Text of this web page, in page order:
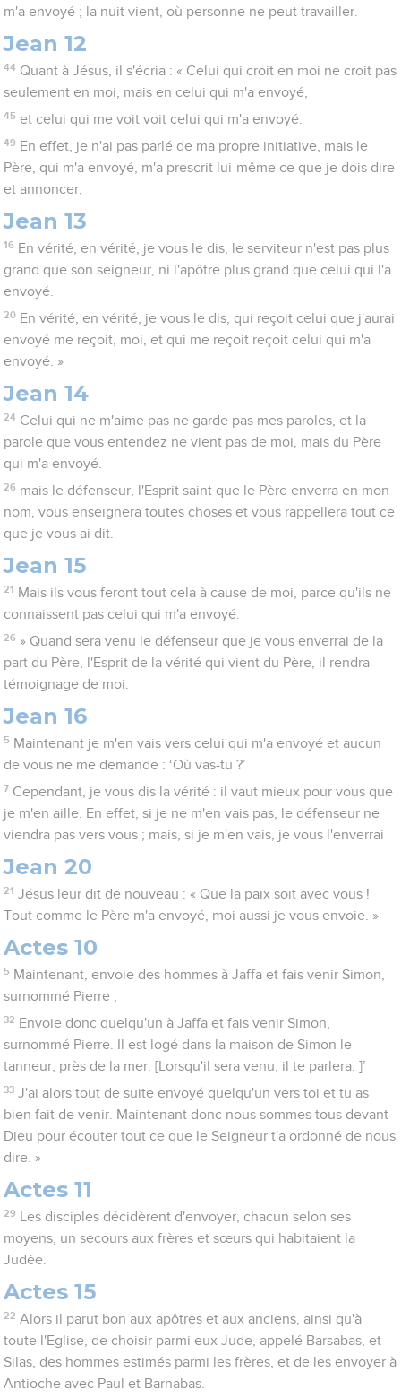
m'a envoyé ; la nuit vient, où personne ne peut travailler.
Jean 12
44 Quant à Jésus, il s'écria : « Celui qui croit en moi ne croit pas
seulement en moi, mais en celui qui m'a envoyé,
45 et celui qui me voit voit celui qui m'a envoyé.
49 En effet, je n'ai pas parlé de ma propre initiative, mais le
Père, qui m'a envoyé, m'a prescrit lui-même ce que je dois dire
et annoncer,
Jean 13
16 En vérité, en vérité, je vous le dis, le serviteur n'est pas plus
grand que son seigneur, ni l'apôtre plus grand que celui qui l'a
envoyé.
20 En vérité, en vérité, je vous le dis, qui reçoit celui que j'aurai
envoyé me reçoit, moi, et qui me reçoit reçoit celui qui m'a
envoyé. »
Jean 14
24 Celui qui ne m'aime pas ne garde pas mes paroles, et la
parole que vous entendez ne vient pas de moi, mais du Père
qui m'a envoyé.
26 mais le défenseur, l'Esprit saint que le Père enverra en mon
nom, vous enseignera toutes choses et vous rappellera tout ce
que je vous ai dit.
Jean 15
21 Mais ils vous feront tout cela à cause de moi, parce qu'ils ne
connaissent pas celui qui m'a envoyé.
26 » Quand sera venu le défenseur que je vous enverrai de la
part du Père, l'Esprit de la vérité qui vient du Père, il rendra
témoignage de moi.
Jean 16
5 Maintenant je m'en vais vers celui qui m'a envoyé et aucun
de vous ne me demande : ‘Où vas-tu ?’
7 Cependant, je vous dis la vérité : il vaut mieux pour vous que
je m'en aille. En effet, si je ne m'en vais pas, le défenseur ne
viendra pas vers vous ; mais, si je m'en vais, je vous l'enverrai
Jean 20
21 Jésus leur dit de nouveau : « Que la paix soit avec vous !
Tout comme le Père m'a envoyé, moi aussi je vous envoie. »
Actes 10
5 Maintenant, envoie des hommes à Jaffa et fais venir Simon,
surnommé Pierre ;
32 Envoie donc quelqu'un à Jaffa et fais venir Simon,
surnommé Pierre. Il est logé dans la maison de Simon le
tanneur, près de la mer. [Lorsqu'il sera venu, il te parlera. ]’
33 J'ai alors tout de suite envoyé quelqu'un vers toi et tu as
bien fait de venir. Maintenant donc nous sommes tous devant
Dieu pour écouter tout ce que le Seigneur t'a ordonné de nous
dire. »
Actes 11
29
Les disciples décidèrent d'envoyer, chacun selon ses
moyens, un secours aux frères et sœurs qui habitaient la
Judée.
Actes 15
22 Alors il parut bon aux apôtres et aux anciens, ainsi qu'à
toute l'Eglise, de choisir parmi eux Jude, appelé Barsabas, et
Silas, des hommes estimés parmi les frères, et de les envoyer à
Antioche avec Paul et Barnabas.